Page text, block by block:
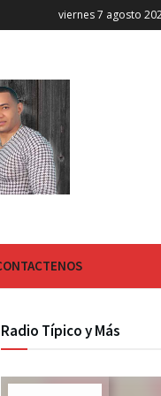
viernes 7 agosto
Radio Típico y Más